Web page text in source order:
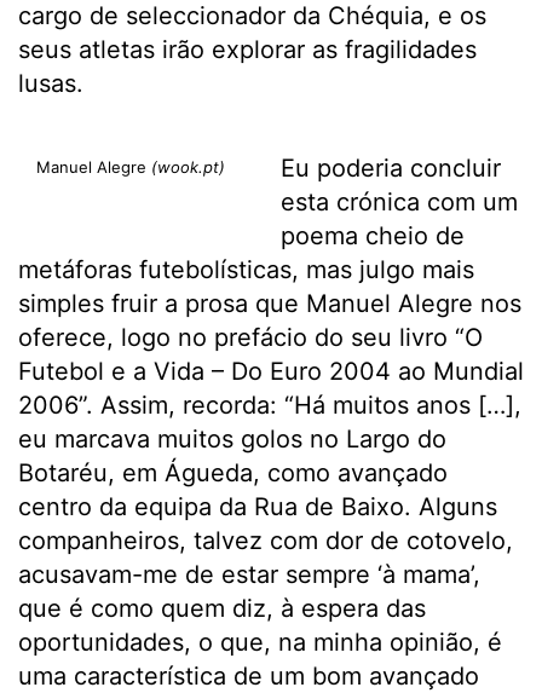
cargo de seleccionador da Chéquia, e os
seus atletas irão explorar as fragilidades
lusas.
Manuel Alegre (wook.pt)
Eu poderia concluir
esta crónica com um
poema cheio de
metáforas futebolísticas, mas julgo mais
simples fruir a prosa que Manuel Alegre nos
oferece, logo no prefácio do seu livro “O
Futebol e a Vida – Do Euro 2004 ao Mundial
2006”. Assim, recorda: “Há muitos anos […],
eu marcava muitos golos no Largo do
Botaréu, em Águeda, como avançado
centro da equipa da Rua de Baixo. Alguns
companheiros, talvez com dor de cotovelo,
acusavam-me de estar sempre ‘à mama’,
que é como quem diz, à espera das
oportunidades, o que, na minha opinião, é
uma característica de um bom avançado